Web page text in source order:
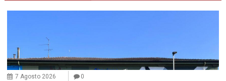
7 Agosto 2026 0